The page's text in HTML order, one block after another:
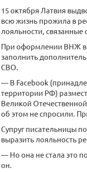
15 октября Латвия
всю жизнь прожила в
лояльности,
При оформлении ВНЖ в
заполнить
СВО.
— В Facebook
территории РФ)
Великой
об этом не спросили.
Супруг писательницы
выразить лояльность
— Но она не стала это
он.